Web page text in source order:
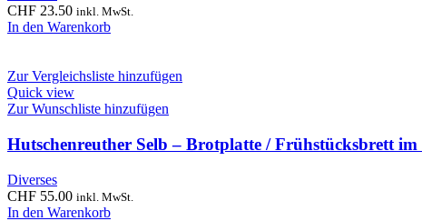
CHF 23.50 inkl. MwSt.
In den Warenkorb
Zur Vergleichsliste hinzufügen
Quick view
Zur Wunschliste hinzufügen
Hutschenreuther Selb – Brotplatte / Frühstücksbrett im
Diverses
CHF 55.00 inkl. MwSt.
In den Warenkorb